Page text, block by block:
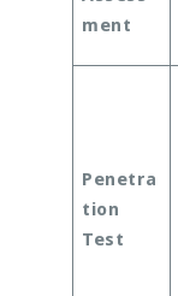
ment
Penetra
tion
Test